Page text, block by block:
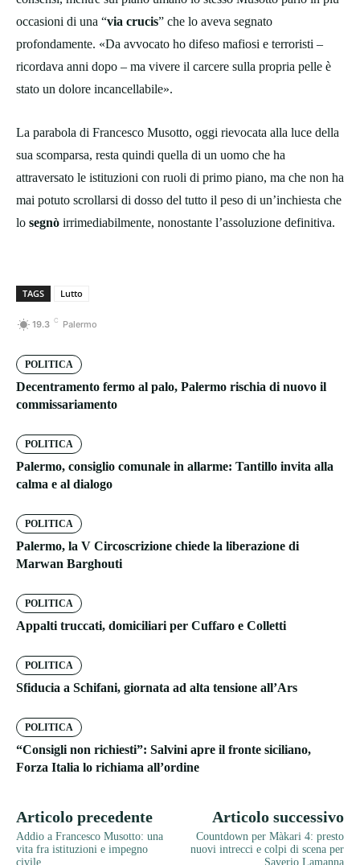
occasioni di una “via crucis” che lo aveva segnato
profondamente. «Da avvocato ho difeso mafiosi e terroristi –
ricordava anni dopo – ma vivere il carcere sulla propria pelle è
stato un dolore incancellabile».
La parabola di Francesco Musotto, oggi rievocata alla luce della
sua scomparsa, resta quindi quella di un uomo che ha
attraversato le istituzioni con ruoli di primo piano, ma che non ha
mai potuto scrollarsi di dosso del tutto il peso di un’inchiesta che
lo segnò irrimediabilmente, nonostante l’assoluzione definitiva.
TAGS Lutto
19.3 C Palermo
POLITICA
Decentramento fermo al palo, Palermo rischia di nuovo il
commissariamento
POLITICA
Palermo, consiglio comunale in allarme: Tantillo invita alla
calma e al dialogo
POLITICA
Palermo, la V Circoscrizione chiede la liberazione di
Marwan Barghouti
POLITICA
Appalti truccati, domiciliari per Cuffaro e Colletti
POLITICA
Sfiducia a Schifani, giornata ad alta tensione all’Ars
POLITICA
“Consigli non richiesti”: Salvini apre il fronte siciliano,
Forza Italia lo richiama all’ordine
Articolo precedente
Addio a Francesco Musotto: una
vita fra istituzioni e impegno
civile
Articolo successivo
Countdown per Màkari 4: presto
nuovi intrecci e colpi di scena per
Saverio Lamanna